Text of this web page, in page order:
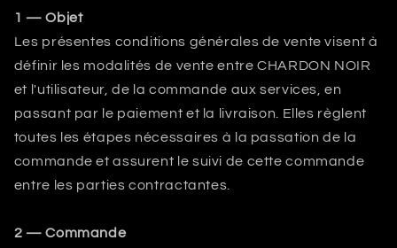
1 — Objet
Les présentes conditions générales de vente visent à
définir les modalités de vente entre CHARDON NOIR
et l'utilisateur, de la commande aux services, en
passant par le paiement et la livraison. Elles règlent
toutes les étapes nécessaires à la passation de la
commande et assurent le suivi de cette commande
entre les parties contractantes.
2 — Commande